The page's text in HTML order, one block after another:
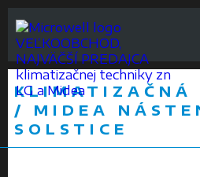
VEĽKOOBCHOD,
NAJVÄČŠÍ PREDAJCA
klimatizačnej techniky zn
LG a Midea
KLIMATIZAČNÁ
/ MIDEA
SOLSTICE